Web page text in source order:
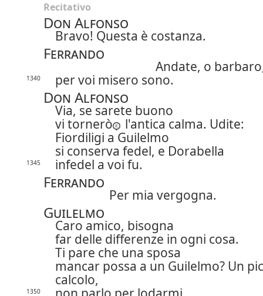
Recitativo
Don Alfonso
Bravo! Questa è costanza.
Ferrando
Andate, o
1340 per voi misero sono.
Don Alfonso
Via, se sarete buono
vi tornerò
l'antica calma. Udite:
Fiordiligi a Guilelmo
si conserva fedel, e Dorabella
1345 infedel a voi fu.
Ferrando
Per mia vergogna.
Guilelmo
Caro amico, bisogna
far delle differenze in ogni cosa.
Ti pare che una sposa
mancar possa a un Guilelmo? Un
calcolo,
1350